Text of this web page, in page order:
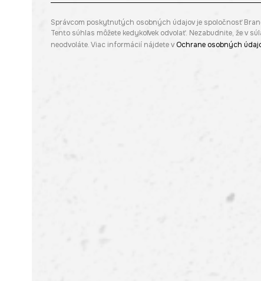
Správcom poskytnutých osobných údajov je spoločnosť
Tento súhlas môžete kedykoľvek odvolať. Nezabudnite, že v
neodvoláte. Viac informácií nájdete v Ochrane osobných